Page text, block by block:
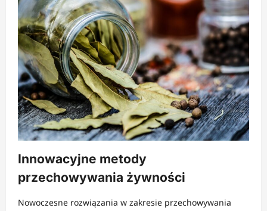
Innowacyjne metody
przechowywania żywności
Nowoczesne rozwiązania w zakresie przechowywania